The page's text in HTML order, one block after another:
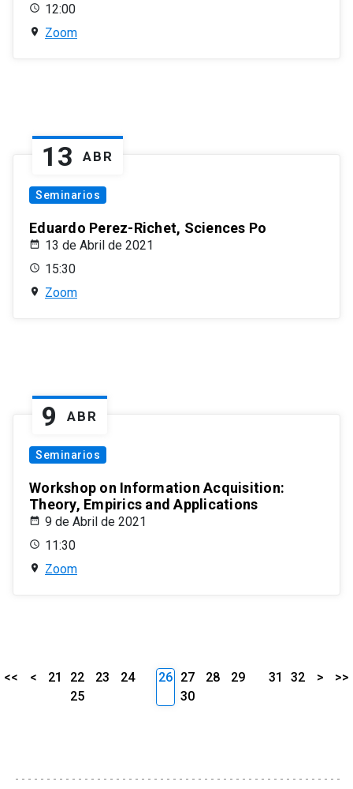
12:00
Zoom
13 ABR
Seminarios
Eduardo Perez-Richet, Sciences Po
13 de Abril de 2021
15:30
Zoom
9 ABR
Seminarios
Workshop on Information Acquisition:
Theory, Empirics and Applications
9 de Abril de 2021
11:30
Zoom
<< < 21 22 23
24
25
26 27 28
29
30
31 32 > >>